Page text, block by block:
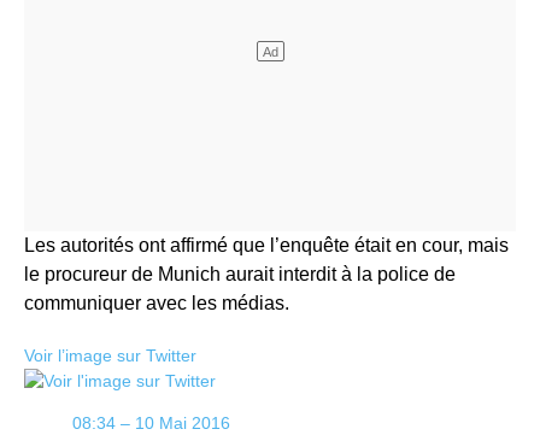
Les autorités ont affirmé que l’enquête était en cour, mais
le procureur de Munich aurait interdit à la police de
communiquer avec les médias.
Voir l’image sur Twitter
08:34 – 10 Mai 2016